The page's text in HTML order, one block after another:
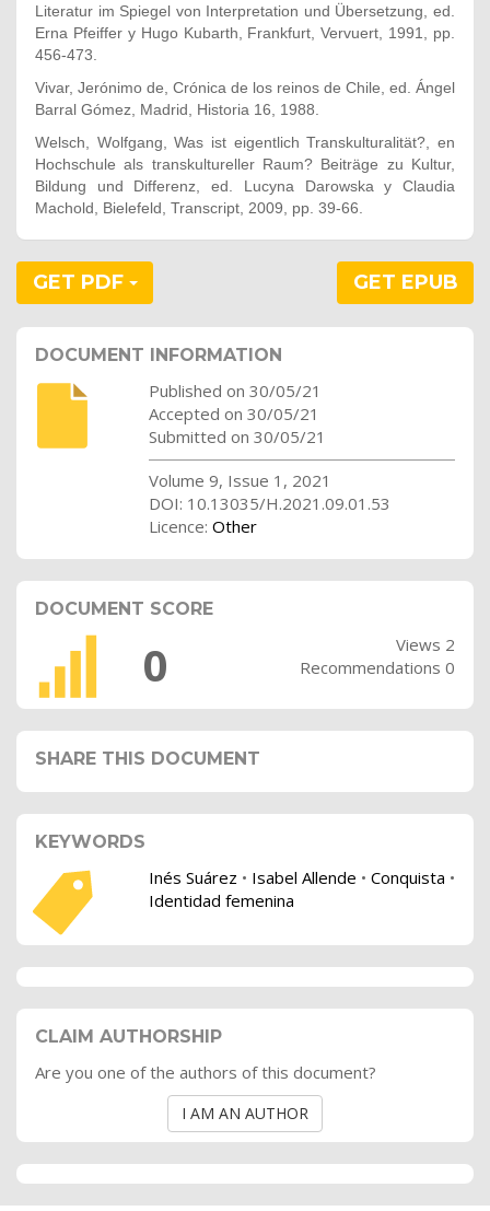
Literatur im Spiegel von Interpretation und Übersetzung, ed.
Erna Pfeiffer y Hugo Kubarth, Frankfurt, Vervuert, 1991, pp.
456-473.
Vivar, Jerónimo de, Crónica de los reinos de Chile, ed. Ángel
Barral Gómez, Madrid, Historia 16, 1988.
Welsch, Wolfgang, Was ist eigentlich Transkulturalität?, en
Hochschule als transkultureller Raum? Beiträge zu Kultur,
Bildung und Differenz, ed. Lucyna Darowska y Claudia
Machold, Bielefeld, Transcript, 2009, pp. 39-66.
GET PDF GET EPUB
DOCUMENT INFORMATION
Published on 30/05/21
Accepted on 30/05/21
Submitted on 30/05/21
Volume 9, Issue 1, 2021
DOI: 10.13035/H.2021.09.01.53
Licence: Other
DOCUMENT SCORE
0
Views 2
Recommendations 0
SHARE THIS DOCUMENT
KEYWORDS
Inés Suárez• Isabel Allende • Conquista •
Identidad femenina
CLAIM AUTHORSHIP
Are you one of the authors of this document?
I AM AN AUTHOR